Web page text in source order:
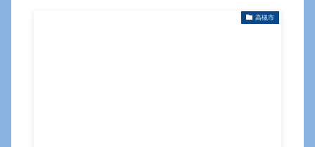
高槻市